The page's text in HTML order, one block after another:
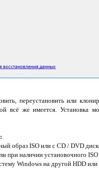
переустановить или
всё же имеется. Установка
образ ISO или с CD / DVD
при наличии установочного ISO
Windows на другой HDD или